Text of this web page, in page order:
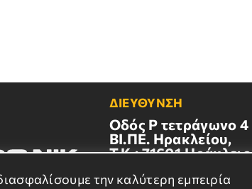
την καλύτερη εμπειρία
ΔΙΕΥΘΥΝΣΗ
Οδός Ρ τετράγωνο 4
BI.ΠΕ. Ηρακλείου,
Τ.Κ.: 71601,Ηράκλειο